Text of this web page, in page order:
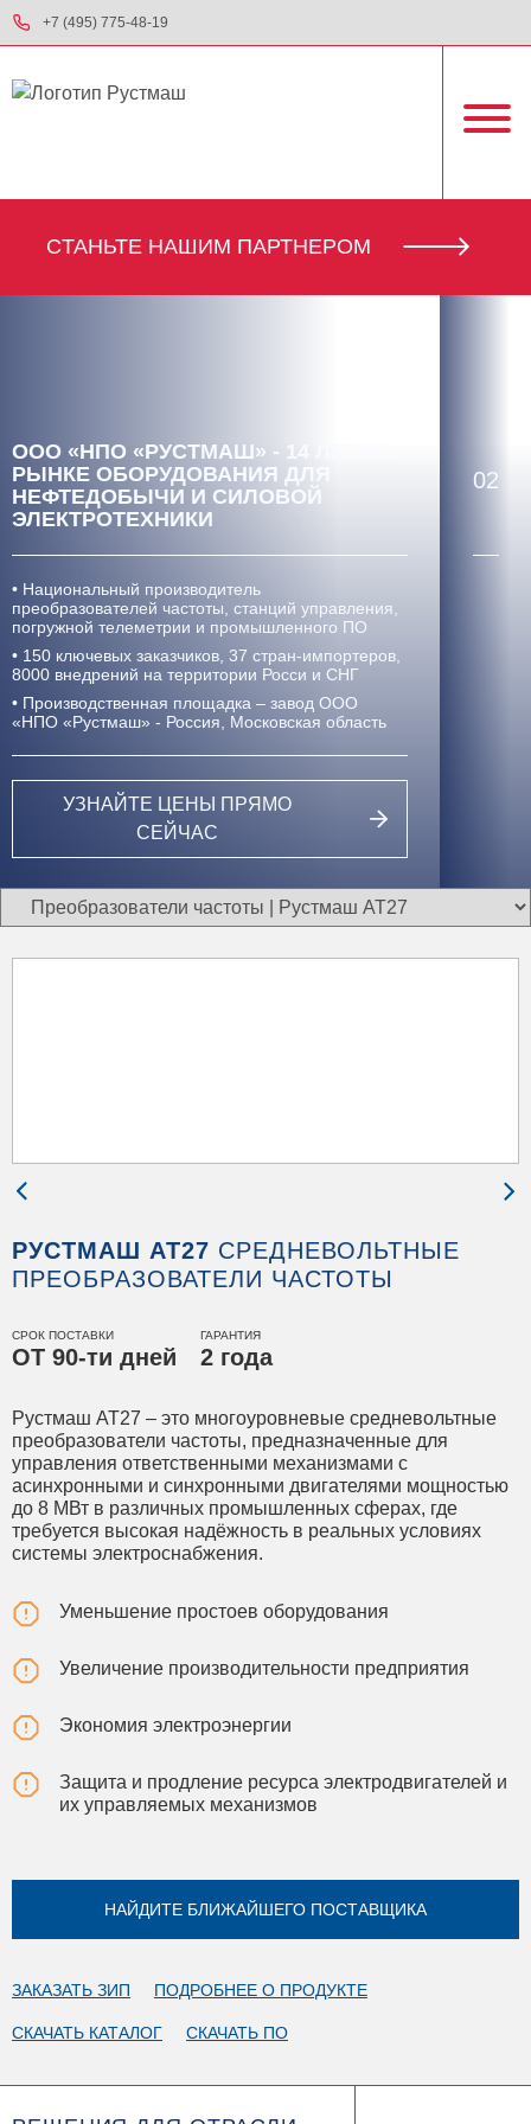
+7 (495) 775-48-19
CТАНЬТЕ НАШИМ ПАРТНЕРОМ
ООО «НПО «РУСТМАШ» - 14 ЛЕТ НА
РЫНКЕ ОБОРУДОВАНИЯ ДЛЯ
НЕФТЕДОБЫЧИ И СИЛОВОЙ
ЭЛЕКТРОТЕХНИКИ
• Национальный производитель
преобразователей частоты, станций управления,
погружной телеметрии и промышленного ПО
• 150 ключевых заказчиков, 37 стран-импортеров,
8000 внедрений на территории Росси и СНГ
• Производственная площадка – завод ООО
«НПО «Рустмаш» - Россия, Московская область
УЗНАЙТЕ ЦЕНЫ ПРЯМО
СЕЙЧАС
02
РУСТМАШ АТ27 СРЕДНЕВОЛЬТНЫЕ
ПРЕОБРАЗОВАТЕЛИ ЧАСТОТЫ
СРОК ПОСТАВКИ
ОТ 90-ти дней
ГАРАНТИЯ
2 года
Рустмаш АТ27 – это многоуровневые средневольтные
преобразователи частоты, предназначенные для
управления ответственными механизмами с
асинхронными и синхронными двигателями мощностью
до 8 МВт в различных промышленных сферах, где
требуется высокая надёжность в реальных условиях
системы электроснабжения.
Уменьшение простоев оборудования
Увеличение производительности предприятия
Экономия электроэнергии
Защита и продление ресурса электродвигателей и
их управляемых механизмов
НАЙДИТЕ БЛИЖАЙШЕГО ПОСТАВЩИКА
ЗАКАЗАТЬ ЗИП ПОДРОБНЕЕ О ПРОДУКТЕ
СКАЧАТЬ КАТАЛОГ СКАЧАТЬ ПО